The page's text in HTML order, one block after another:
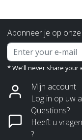
Abonneer je op
* We'll never share your
Mijn account
Log in op uw
Questions?
Heeft u vragen
?